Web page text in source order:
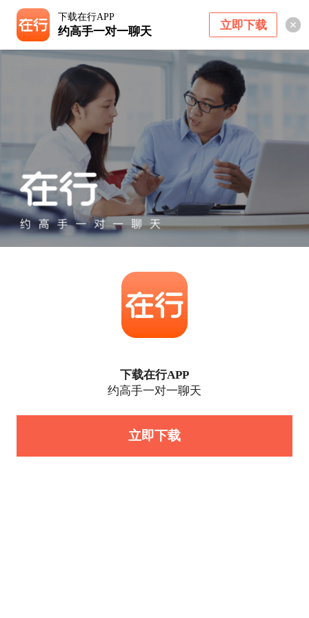
下载在行APP
约高手一对一聊天 立即下载
下载在行APP
约高手一对一聊天
立即下载